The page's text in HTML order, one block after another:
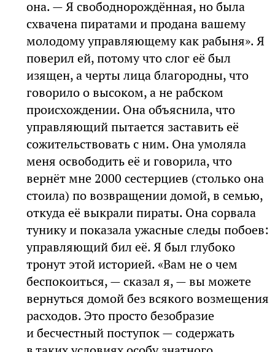
она. — Я свободнорождённая, но была
схвачена пиратами и продана вашему
молодому управляющему как рабыня». Я
поверил ей, потому что слог её был
изящен, а черты лица благородны, что
говорило о высоком, а не рабском
происхождении. Она объяснила, что
управляющий пытается заставить её
сожительствовать с ним. Она умоляла
меня освободить её и говорила, что
вернёт мне 2000 сестерциев (столько она
стоила) по возвращении домой, в семью,
откуда её выкрали пираты. Она сорвала
тунику и показала ужасные следы побоев:
управляющий бил её. Я был глубоко
тронут этой историей. «Вам не о чем
беспокоиться, — сказал я, — вы можете
вернуться домой без всякого возмещения
расходов. Это просто безобразие
и бесчестный поступок — содержать